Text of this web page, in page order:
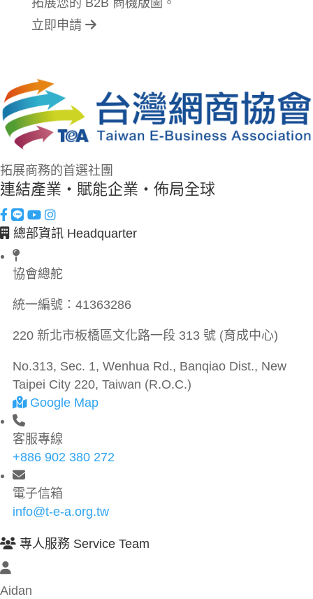
立即申請
拓展商務的首選社團
連結產業・賦能企業・佈局全球
總部資訊 Headquarter
協會總舵
統一編號： 41363286
220 新北市板橋區文化路一段 313 號 (育成中心)
No.313, Sec. 1, Wenhua Rd., Banqiao Dist., New
Taipei City 220, Taiwan (R.O.C.)
Google Map
客服專線
+886 902 380 272
電子信箱
info@t-e-a.org.tw
專人服務 Service Team
Aidan